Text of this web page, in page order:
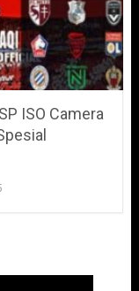
ISO Camera